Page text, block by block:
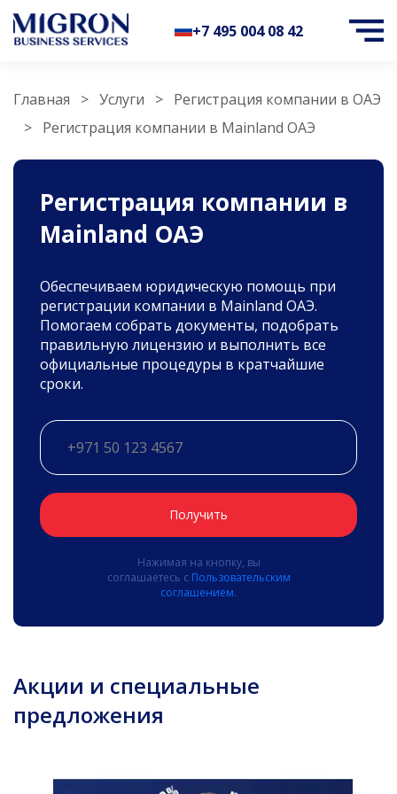
+7 495 004 08 42
Главная Услуги
Регистрация компании в ОАЭ
Регистрация компании в Mainland ОАЭ
Регистрация компании в
Mainland ОАЭ
Обеспечиваем юридическую помощь при
регистрации компании в Mainland ОАЭ.
Помогаем собрать документы, подобрать
правильную лицензию и выполнить все
официальные процедуры в кратчайшие
сроки.
Получить
Нажимая на кнопку, вы
соглашаетесь с Пользовательским
соглашением.
Акции и специальные
предложения